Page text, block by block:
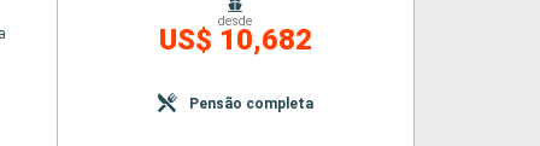
desde
US$ 10,682
Pensão completa